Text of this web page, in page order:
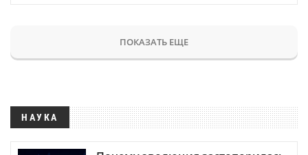
ПОКАЗАТЬ ЕЩЕ
НАУКА